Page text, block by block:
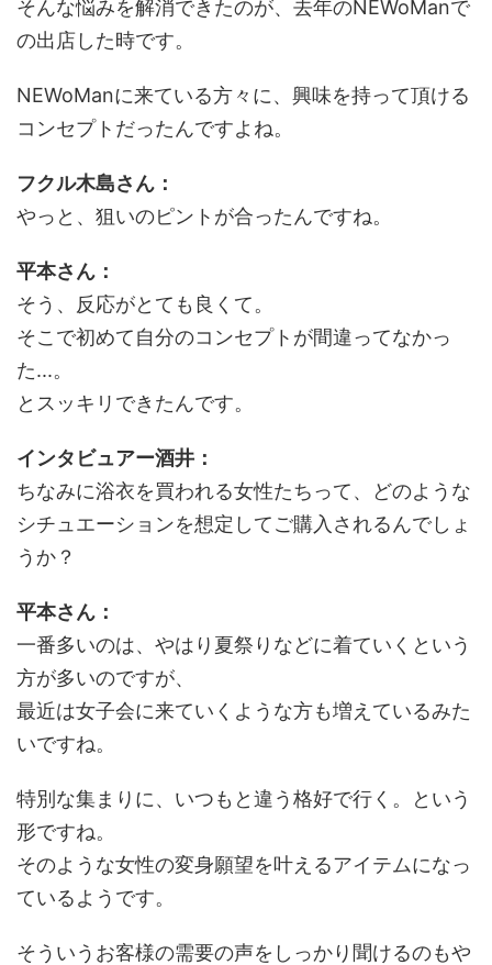
そんな悩みを解消できたのが、去年のNEWoManで
の出店した時です。
NEWoManに来ている方々に、興味を持って頂ける
コンセプトだったんですよね。
フクル木島さん：
やっと、狙いのピントが合ったんですね。
平本さん：
そう、反応がとても良くて。
そこで初めて自分のコンセプトが間違ってなかっ
た...。
とスッキリできたんです。
インタビュアー酒井：
ちなみに浴衣を買われる女性たちって、どのような
シチュエーションを想定してご購入されるんでしょ
うか？
平本さん：
一番多いのは、やはり夏祭りなどに着ていくという
方が多いのですが、
最近は女子会に来ていくような方も増えているみた
いですね。
特別な集まりに、いつもと違う格好で行く。という
形ですね。
そのような女性の変身願望を叶えるアイテムになっ
ているようです。
そういうお客様の需要の声をしっかり聞けるのもや